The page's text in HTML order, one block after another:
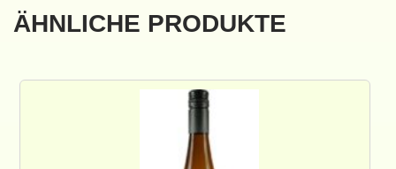
ÄHNLICHE PRODUKTE